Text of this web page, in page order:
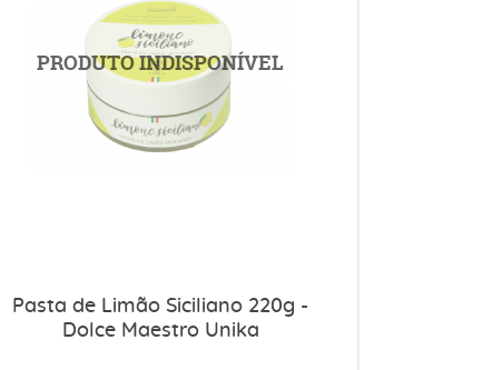
Pasta de Limão Siciliano 220g -
Dolce Maestro Unika